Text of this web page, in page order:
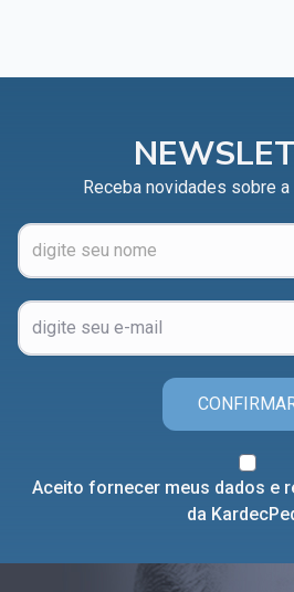
Receba novidades sobre a
Aceito fornecer meus dados e
da